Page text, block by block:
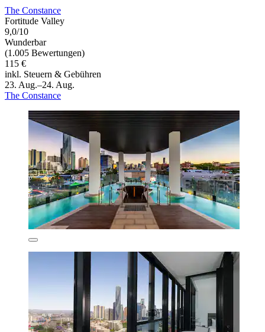
The Constance
Fortitude Valley
9,0/10
Wunderbar
(1.005 Bewertungen)
115 €
inkl. Steuern & Gebühren
23. Aug.–24. Aug.
The Constance